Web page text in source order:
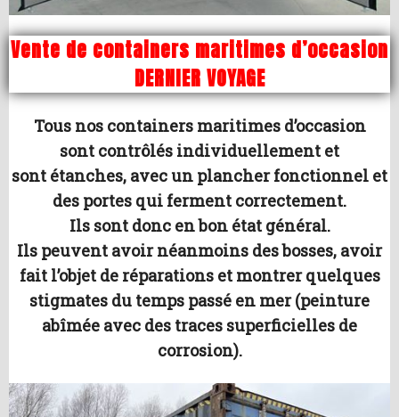
Vente de containers maritimes d’occasion
DERNIER VOYAGE
Tous nos containers maritimes d’occasion
sont contrôlés individuellement et
sont étanches, avec un plancher fonctionnel et
des portes qui ferment correctement.
Ils sont donc en bon état général.
Ils peuvent avoir néanmoins des bosses, avoir
fait l’objet de réparations et montrer quelques
stigmates du temps passé en mer (peinture
abîmée avec des traces superficielles de
corrosion).